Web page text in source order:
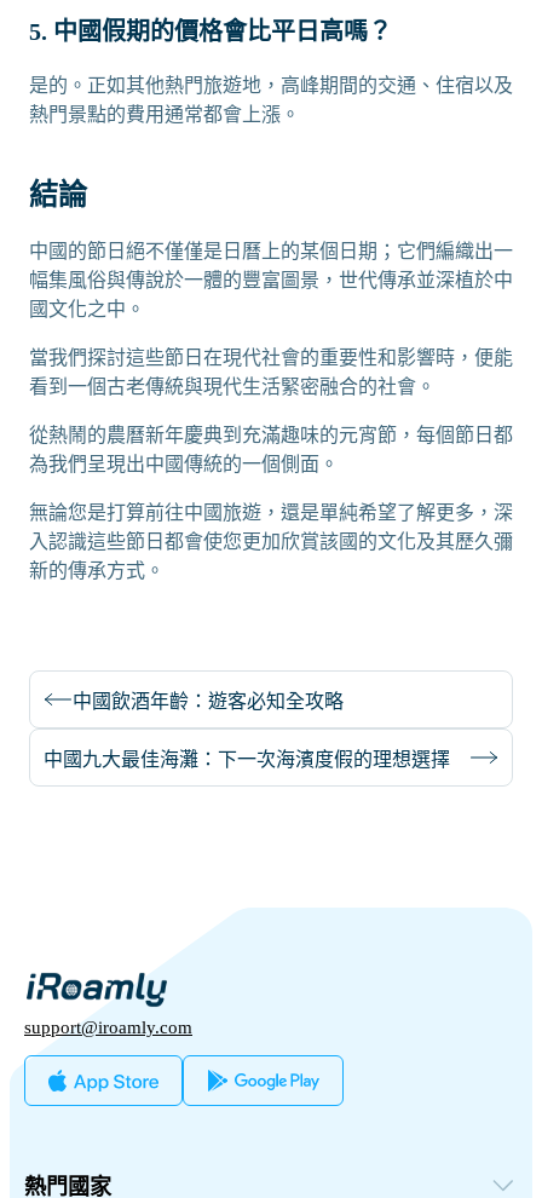
5. 中國假期的價格會比平日高嗎？
是的。正如其他熱門旅遊地，高峰期間的交通、住宿以及
熱門景點的費用通常都會上漲。
結論
中國的節日絕不僅僅是日曆上的某個日期；它們編織出一
幅集風俗與傳說於一體的豐富圖景，世代傳承並深植於中
國文化之中。
當我們探討這些節日在現代社會的重要性和影響時，便能
看到一個古老傳統與現代生活緊密融合的社會。
從熱鬧的農曆新年慶典到充滿趣味的元宵節，每個節日都
為我們呈現出中國傳統的一個側面。
無論您是打算前往中國旅遊，還是單純希望了解更多，深
入認識這些節日都會使您更加欣賞該國的文化及其歷久彌
新的傳承方式。
中國飲酒年齡：遊客必知全攻略
中國九大最佳海灘：下一次海濱度假的理想選擇
support@iroamly.com
熱門國家